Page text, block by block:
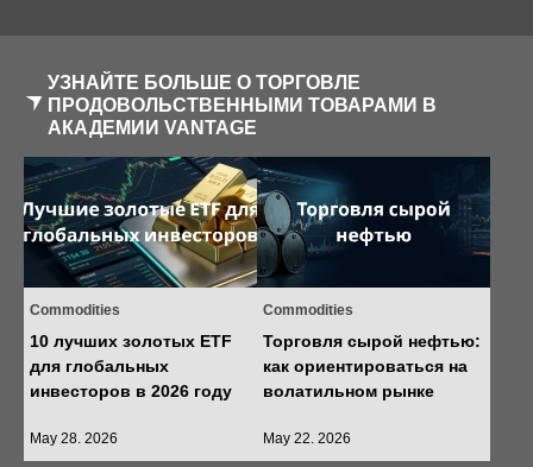
УЗНАЙТЕ БОЛЬШЕ О ТОРГОВЛЕ
ПРОДОВОЛЬСТВЕННЫМИ ТОВАРАМИ В
АКАДЕМИИ VANTAGE
Commodities
10 лучших золотых ETF
для глобальных
инвесторов в 2026 году
May 28. 2026
Commodities
Торговля сырой нефтью:
как ориентироваться на
волатильном рынке
May 22. 2026